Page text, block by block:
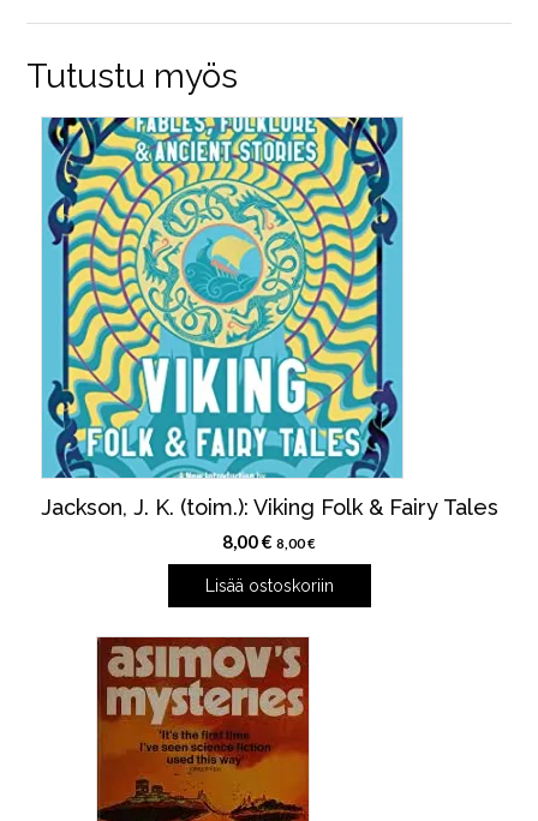
Tutustu myös
Jackson, J. K. (toim.): Viking Folk & Fairy Tales
8,00€ 8,00€
Lisää ostoskoriin